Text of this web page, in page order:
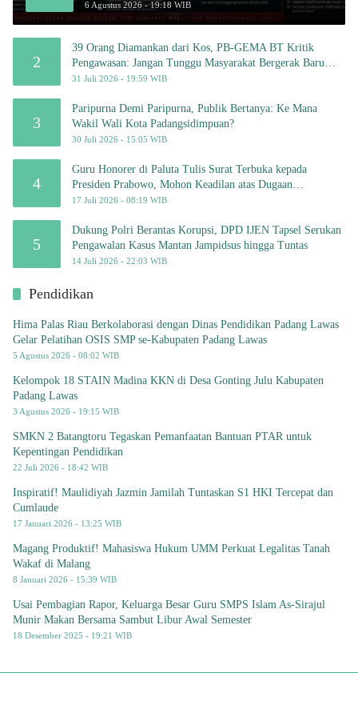
Tak Perlu
6 Agustus 2026 - 19:18 WIB
2
39 Orang Diamankan dari Kos, PB-GEMA BT Kritik
Pengawasan: Jangan Tunggu Masyarakat Bergerak Baru
Negara Bertindak
31 Juli 2026 - 19:59 WIB
3
Paripurna Demi Paripurna, Publik Bertanya: Ke Mana
Wakil Wali Kota Padangsidimpuan?
30 Juli 2026 - 15:05 WIB
4
Guru Honorer di Paluta Tulis Surat Terbuka kepada
Presiden Prabowo, Mohon Keadilan atas Dugaan
Kriminalisasi
17 Juli 2026 - 08:19 WIB
5
Dukung Polri Berantas Korupsi, DPD IJEN Tapsel Serukan
Pengawalan Kasus Mantan Jampidsus hingga Tuntas
14 Juli 2026 - 22:03 WIB
Pendidikan
Hima Palas Riau Berkolaborasi dengan Dinas Pendidikan Padang Lawas
Gelar Pelatihan OSIS SMP se-Kabupaten Padang Lawas
5 Agustus 2026 - 08:02 WIB
Kelompok 18 STAIN Madina KKN di Desa Gonting Julu Kabupaten
Padang Lawas
3 Agustus 2026 - 19:15 WIB
SMKN 2 Batangtoru Tegaskan Pemanfaatan Bantuan PTAR untuk
Kepentingan Pendidikan
22 Juli 2026 - 18:42 WIB
Inspiratif! Maulidiyah Jazmin Jamilah Tuntaskan S1 HKI Tercepat dan
Cumlaude
17 Januari 2026 - 13:25 WIB
Magang Produktif! Mahasiswa Hukum UMM Perkuat Legalitas Tanah
Wakaf di Malang
8 Januari 2026 - 15:39 WIB
Usai Pembagian Rapor, Keluarga Besar Guru SMPS Islam As-Sirajul
Munir Makan Bersama Sambut Libur Awal Semester
18 Desember 2025 - 19:21 WIB